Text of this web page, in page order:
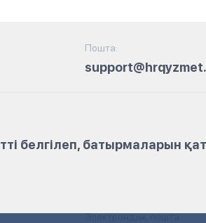
Пошта:
белгілеп, батырмаларын
Электрондық пошта: